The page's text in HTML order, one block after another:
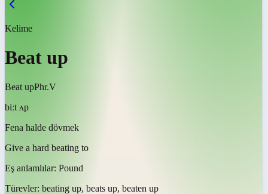
Kelime
Beat up
Beat upPhr.V
biːt ʌp
Fena halde dövmek
Give a hard beating to
Eş anlamlılar: Pound
Türevler: beating up, beats up, beaten up